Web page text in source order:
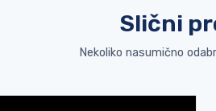
Slični
Nekoliko nasumično